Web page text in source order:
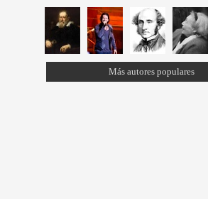
Más autores populares